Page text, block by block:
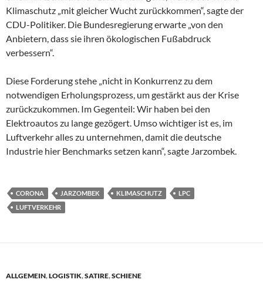
Klimaschutz „mit gleicher Wucht zurückkommen“, sagte der
CDU-Politiker. Die Bundesregierung erwarte „von den
Anbietern, dass sie ihren ökologischen Fußabdruck
verbessern“.
Diese Forderung stehe „nicht in Konkurrenz zu dem
notwendigen Erholungsprozess, um gestärkt aus der Krise
zurückzukommen. Im Gegenteil: Wir haben bei den
Elektroautos zu lange gezögert. Umso wichtiger ist es, im
Luftverkehr alles zu unternehmen, damit die deutsche
Industrie hier Benchmarks setzen kann“, sagte Jarzombek.
CORONA JARZOMBEK KLIMASCHUTZ
LPC
LUFTVERKEHR
ALLGEMEIN,LOGISTIK,SATIRE,SCHIENE